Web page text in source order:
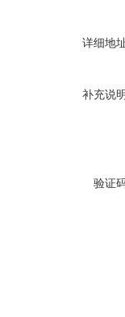
详细地
补充说
验证